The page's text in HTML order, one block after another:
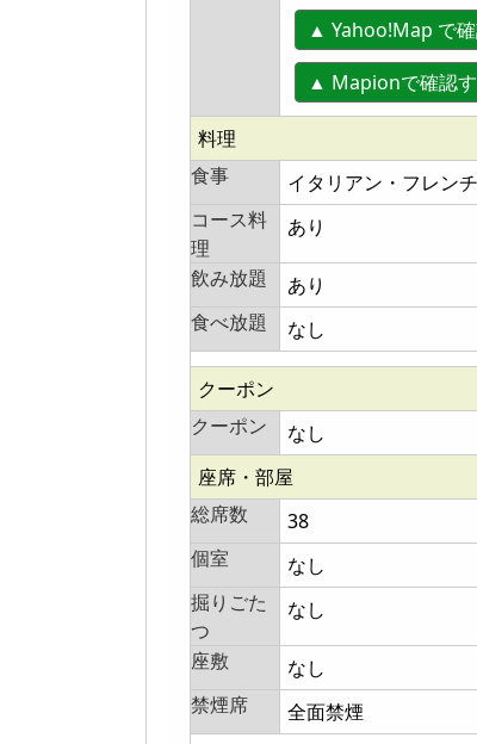
▲ Yahoo!Map で
▲ Mapionで確
料理
食事
イタリアン・フレ
コース料
理
あり
飲み放題
あり
食べ放題
なし
クーポン
クーポン
なし
座席・部屋
総席数
38
個室
なし
掘りごた
つ
なし
座敷
なし
禁煙席
全面禁煙